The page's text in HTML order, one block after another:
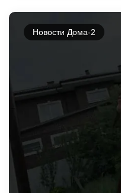
Новости Дома-2